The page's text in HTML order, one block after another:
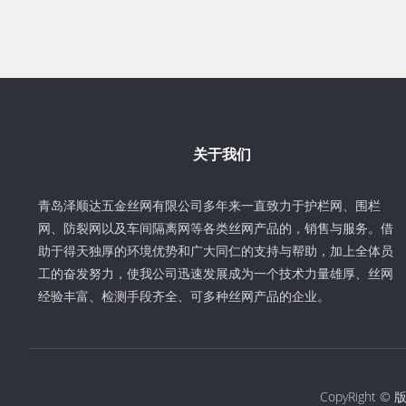
关于我们
青岛泽顺达五金丝网有限公司多年来一直致力于护栏网、围栏
网、防裂网以及车间隔离网等各类丝网产品的，销售与服务。借
助于得天独厚的环境优势和广大同仁的支持与帮助，加上全体员
工的奋发努力，使我公司迅速发展成为一个技术力量雄厚、丝网
经验丰富、检测手段齐全、可多种丝网产品的企业。
CopyRight ©